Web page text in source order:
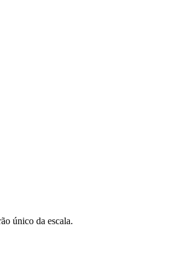
único da escala.